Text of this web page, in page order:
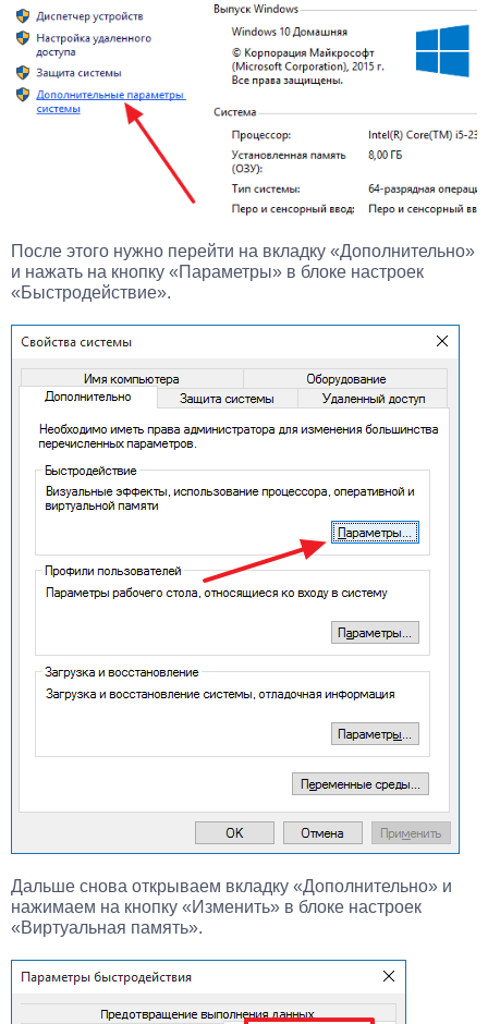
После этого нужно перейти на вкладку «Дополнительно»
и нажать на кнопку «Параметры» в блоке настроек
«Быстродействие».
Дальше снова открываем вкладку «Дополнительно» и
нажимаем на кнопку «Изменить» в блоке настроек
«Виртуальная память».